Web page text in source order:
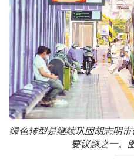
绿色转型是继续巩固胡志明
要议题之一。